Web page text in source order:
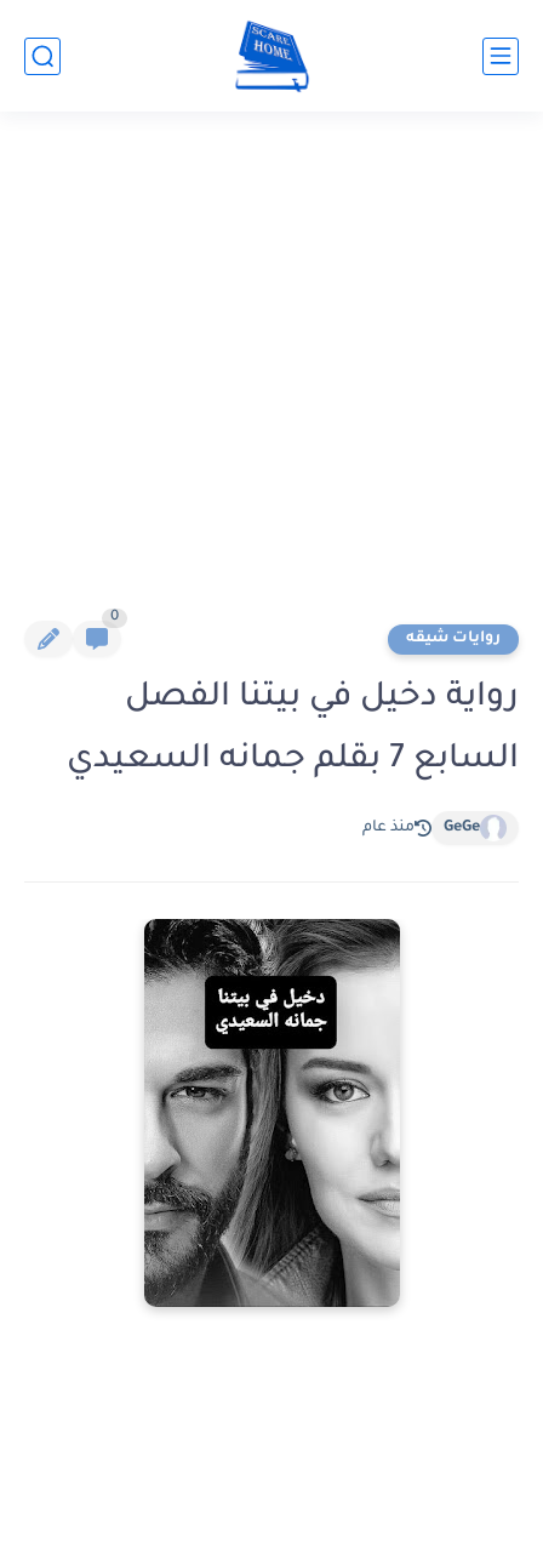
روايات شيقه
0
رواية دخيل في بيتنا الفصل
السابع 7 بقلم جمانه السعيدي
GeGe منذ عام